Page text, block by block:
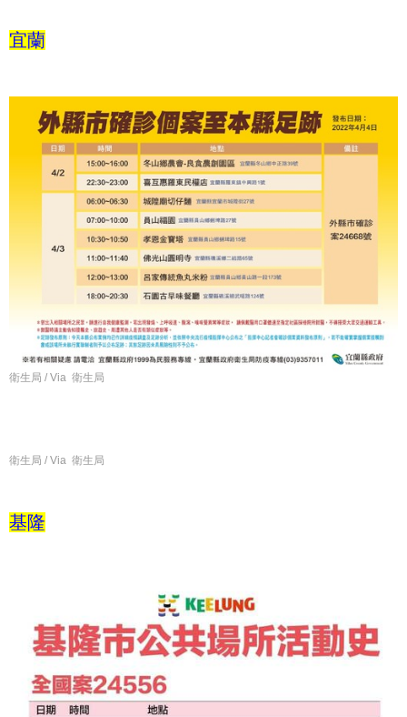
宜蘭
衛生局 / Via 衛生局
衛生局 / Via 衛生局
基隆